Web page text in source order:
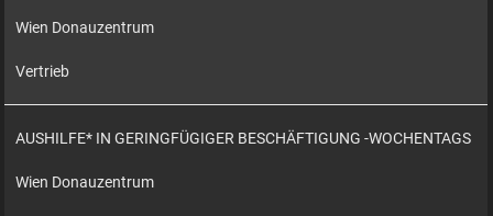
Wien Donauzentrum
Vertrieb
AUSHILFE* IN GERINGFÜGIGER BESCHÄFTIGUNG -WOCHENTAGS
Wien Donauzentrum